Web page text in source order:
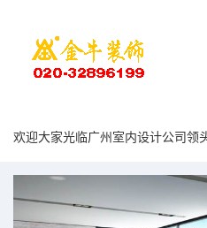
欢迎大家光临广州室内设计公司领